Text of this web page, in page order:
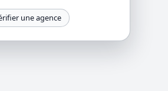
une agence